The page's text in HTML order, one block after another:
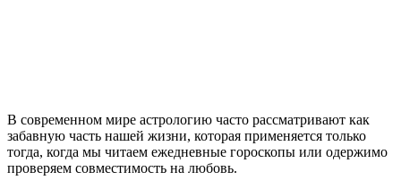
В современном мире астрологию часто рассматривают как
забавную часть нашей жизни, которая применяется только
тогда, когда мы читаем ежедневные гороскопы или одержимо
проверяем совместимость на любовь.